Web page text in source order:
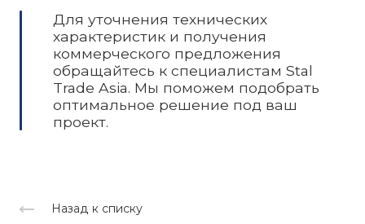
Для уточнения технических
характеристик и получения
коммерческого предложения
обращайтесь к специалистам Stal
Trade Asia. Мы поможем подобрать
оптимальное решение под ваш
проект.
Назад к списку